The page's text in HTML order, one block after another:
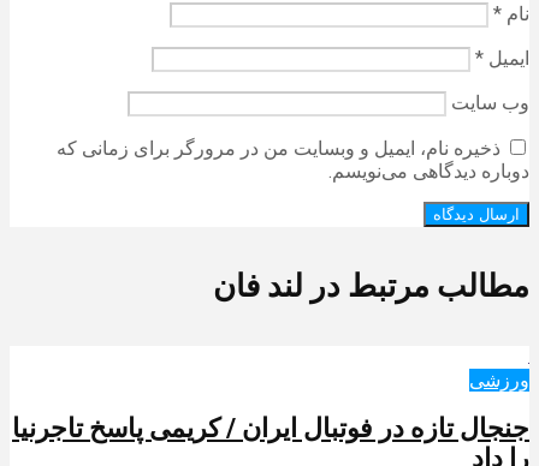
نام *
ایمیل *
وب‌ سایت
ذخیره نام، ایمیل و وبسایت من در مرورگر برای زمانی که
دوباره دیدگاهی می‌نویسم.
مطالب مرتبط در لند فان
ورزشی
جنجال تازه در فوتبال ایران / کریمی پاسخ تاجرنیا
را داد